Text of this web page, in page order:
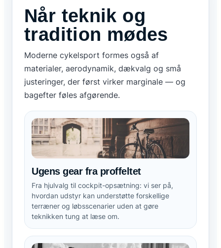
Når teknik og
tradition mødes
Moderne cykelsport formes også af
materialer, aerodynamik, dækvalg og små
justeringer, der først virker marginale — og
bagefter føles afgørende.
Ugens gear fra proffeltet
Fra hjulvalg til cockpit-opsætning: vi ser på,
hvordan udstyr kan understøtte forskellige
terræner og løbsscenarier uden at gøre
teknikken tung at læse om.